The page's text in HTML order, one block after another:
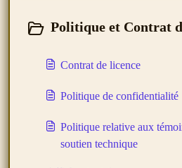
Politique et Contrat
Contrat de licence
Politique de confidentialité
Politique relative aux
soutien technique